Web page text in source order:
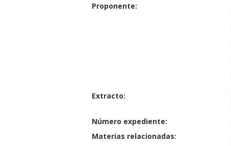
Proponente:
Extracto:
Número expediente:
Materias relacionadas: